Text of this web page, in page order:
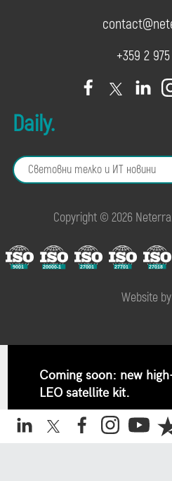
+359 2
Daily.
Copyright © 2026
Website
Coming soon: new
LEO satellite kit.
Pre-book your kit and